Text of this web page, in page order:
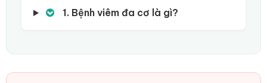
1. Bệnh viêm đa cơ là gì?